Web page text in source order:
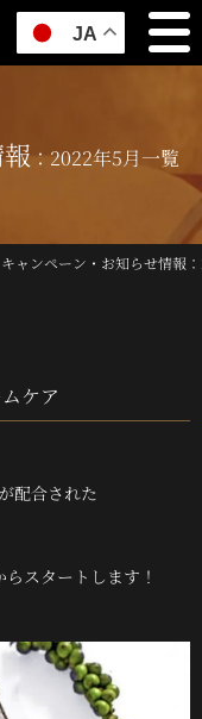
：2022年5月一覧
キャンペーン・お知らせ情報
ケア
配合された
スタートします！
JA